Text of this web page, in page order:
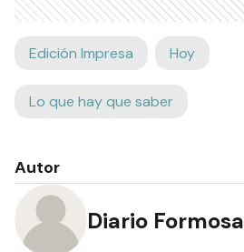
Edición Impresa Hoy
Lo que hay que saber
Autor
Diario Formosa